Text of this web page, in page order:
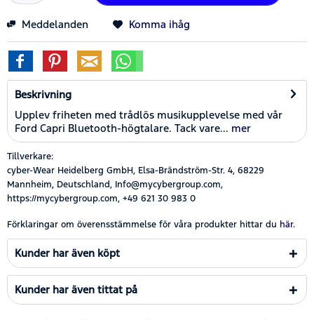
Meddelanden Komma ihåg
Beskrivning
Upplev friheten med trådlös musikupplevelse med vår
Ford Capri Bluetooth-högtalare. Tack vare... mer
Tillverkare:
cyber-Wear Heidelberg GmbH, Elsa-Brändström-Str. 4, 68229
Mannheim, Deutschland, Info@mycybergroup.com,
https://mycybergroup.com, +49 621 30 983 0
Förklaringar om överensstämmelse för våra produkter hittar du här.
Kunder har även köpt
Kunder har även tittat på